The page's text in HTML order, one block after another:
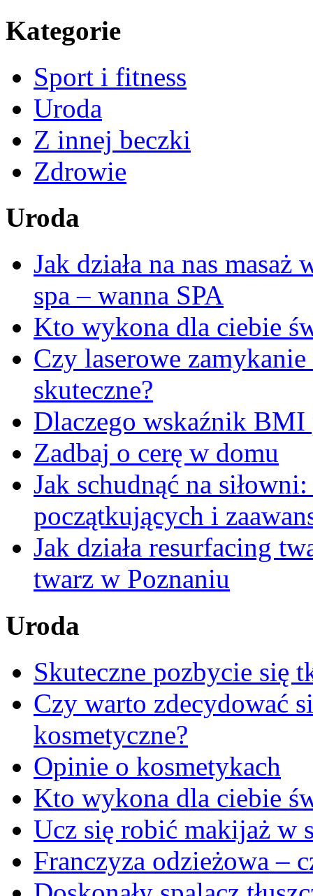
Kategorie
Sport i fitness
Uroda
Z innej beczki
Zdrowie
Uroda
Jak działa na nas
spa – wanna SPA
Kto wykona dla ciebie
Czy laserowe
skuteczne?
Dlaczego wskaźnik BMI
Zadbaj o cerę w domu
Jak schudnąć na
początkujących i
Jak działa resurfacing
twarz w Poznaniu
Uroda
Skuteczne pozbycie się
Czy warto zdecydować
kosmetyczne?
Opinie o kosmetykach
Kto wykona dla ciebie
Ucz się robić makijaż w
Franczyza odzieżowa –